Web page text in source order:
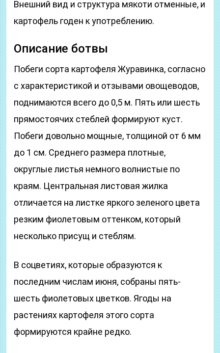
Внешний вид и структура мякоти отменные, и
картофель годен к употреблению.
Описание ботвы
Побеги сорта картофеля Журавинка, согласно
с характеристикой и отзывами овощеводов,
поднимаются всего до 0,5 м. Пять или шесть
прямостоячих стеблей формируют куст.
Побеги довольно мощные, толщиной от 6 мм
до 1 см. Среднего размера плотные,
округлые листья немного волнистые по
краям. Центральная листовая жилка
отличается на листке яркого зеленого цвета
резким фиолетовым оттенком, который
несколько присущ и стеблям.
В соцветиях, которые образуются к
последним числам июня, собраны пять-
шесть фиолетовых цветков. Ягоды на
растениях картофеля этого сорта
формируются крайне редко.